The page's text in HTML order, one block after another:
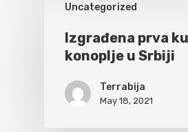
Uncategorized
Izgrađena prva
konoplje u Srbiji
Terrabija
May 18, 2021